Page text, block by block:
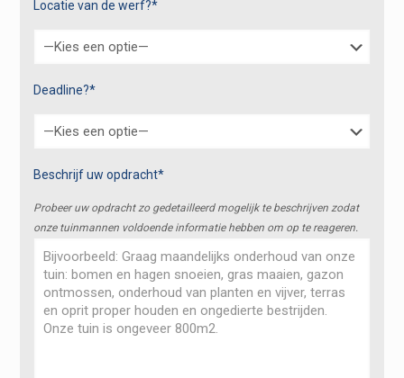
Locatie van de werf?*
Deadline?*
Beschrijf uw opdracht*
Probeer uw opdracht zo gedetailleerd mogelijk te beschrijven zodat
onze tuinmannen voldoende informatie hebben om op te reageren.